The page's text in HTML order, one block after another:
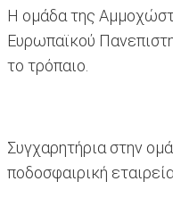
Η ομάδα της
Ευρωπαϊκού
το τρόπαιο.
Συγχαρητήρια στην
ποδοσφαιρική